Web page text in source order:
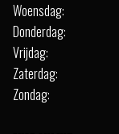
Woensdag:
Donderdag:
Vrijdag:
Zaterdag:
Zondag: